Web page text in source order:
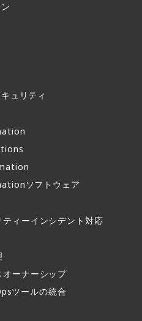
ュリティ
ソフトウェア
ィーインシデント対応
ーナーシップ
ツールの統合